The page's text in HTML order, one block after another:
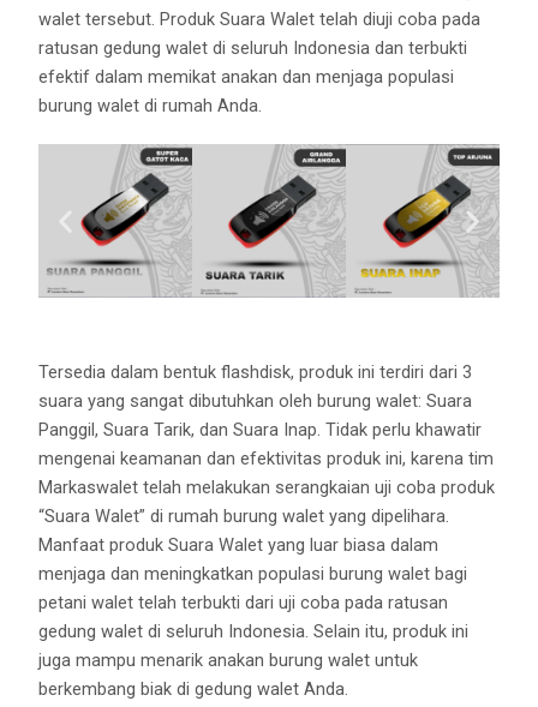
walet tersebut. Produk Suara Walet telah diuji coba pada
ratusan gedung walet di seluruh Indonesia dan terbukti
efektif dalam memikat anakan dan menjaga populasi
burung walet di rumah Anda.
Tersedia dalam bentuk flashdisk, produk ini terdiri dari 3
suara yang sangat dibutuhkan oleh burung walet: Suara
Panggil, Suara Tarik, dan Suara Inap. Tidak perlu khawatir
mengenai keamanan dan efektivitas produk ini, karena tim
Markaswalet telah melakukan serangkaian uji coba produk
“Suara Walet” di rumah burung walet yang dipelihara.
Manfaat produk Suara Walet yang luar biasa dalam
menjaga dan meningkatkan populasi burung walet bagi
petani walet telah terbukti dari uji coba pada ratusan
gedung walet di seluruh Indonesia. Selain itu, produk ini
juga mampu menarik anakan burung walet untuk
berkembang biak di gedung walet Anda.